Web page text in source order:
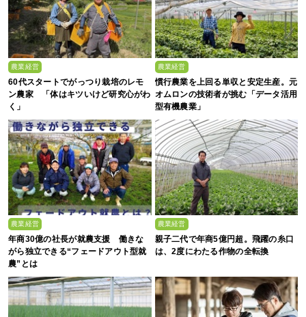
農業経営
60代スタートでがっつり栽培のレモ
ン農家 「体はキツいけど研究心がわ
く」
農業経営
慣行農業を上回る単収と安定生産。元
オムロンの技術者が挑む「データ活用
型有機農業」
農業経営
年商30億の社長が就農支援 働きな
がら独立できる“フェードアウト型就
農”とは
農業経営
親子二代で年商5億円超。飛躍の糸口
は、2度にわたる作物の全転換